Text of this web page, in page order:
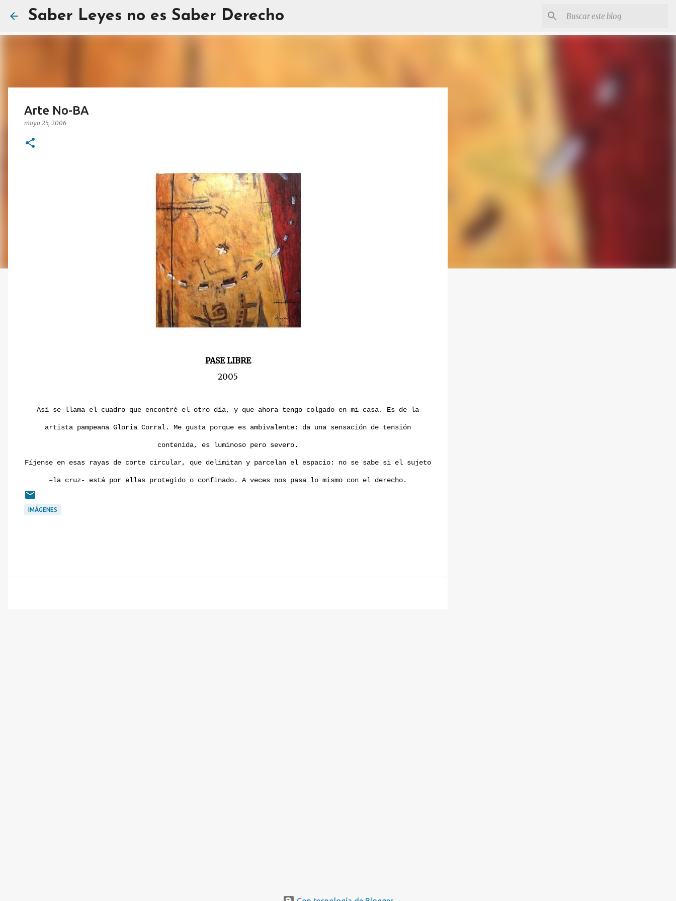
Saber Leyes no es Saber Derecho
Arte No-BA
mayo 25, 2006
PASE LIBRE
2005
Así se llama el cuadro que encontré el otro día, y que ahora tengo colgado en mi casa. Es de la
artista pampeana Gloria Corral. Me gusta porque es ambivalente: da una sensación de tensión
contenida, es luminoso pero severo.
Fíjense en esas rayas de corte circular, que delimitan y parcelan el espacio: no se sabe si el sujeto
–la cruz- está por ellas protegido o confinado. A veces nos pasa lo mismo con el derecho.
IMÁGENES